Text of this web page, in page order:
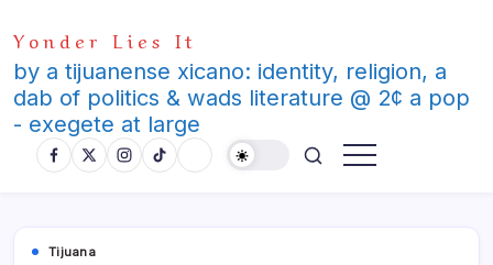
to
content
Yonder Lies It
by a tijuanense xicano: identity, religion, a
dab of politics & wads literature @ 2¢ a pop
- exegete at large
Tijuana